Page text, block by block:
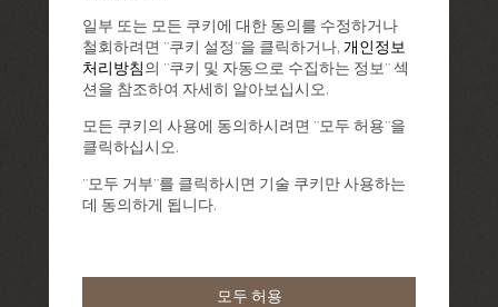
일부 또는 모든 쿠키에 대한 동의를 수정하거나
철회하려면 "쿠키 설정"을 클릭하거나, 개인정보
처리방침의 "쿠키 및 자동으로 수집하는 정보" 섹
션을 참조하여 자세히 알아보십시오.
모든 쿠키의 사용에 동의하시려면 "모두 허용"을
클릭하십시오.
"모두 거부"를 클릭하시면 기술 쿠키만 사용하는
데 동의하게 됩니다.
모두 허용